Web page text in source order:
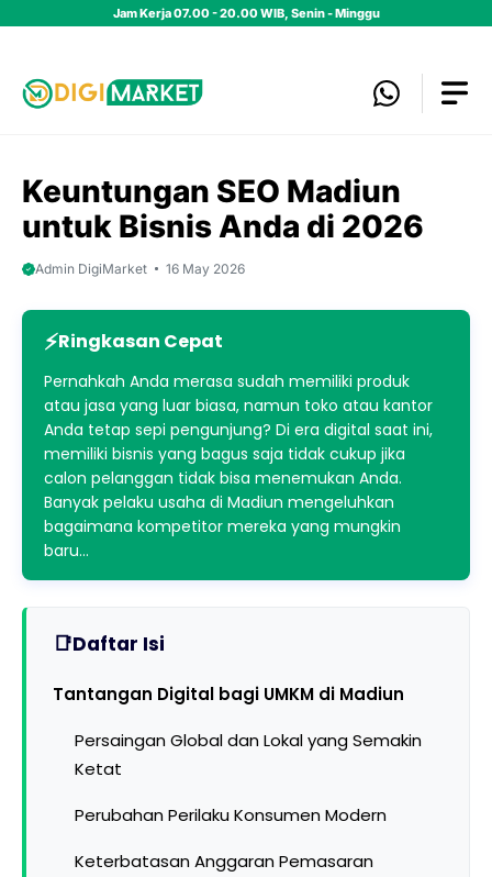
Jam Kerja 07.00 - 20.00 WIB, Senin - Minggu
Keuntungan SEO Madiun
untuk Bisnis Anda di 2026
Admin DigiMarket 16 May 2026
Ringkasan Cepat
Pernahkah Anda merasa sudah memiliki produk
atau jasa yang luar biasa, namun toko atau kantor
Anda tetap sepi pengunjung? Di era digital saat ini,
memiliki bisnis yang bagus saja tidak cukup jika
calon pelanggan tidak bisa menemukan Anda.
Banyak pelaku usaha di Madiun mengeluhkan
bagaimana kompetitor mereka yang mungkin
baru…
Daftar Isi
Tantangan Digital bagi UMKM di Madiun
Persaingan Global dan Lokal yang Semakin
Ketat
Perubahan Perilaku Konsumen Modern
Keterbatasan Anggaran Pemasaran